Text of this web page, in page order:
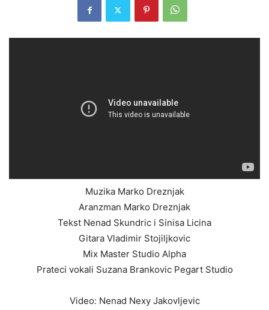
Muzika Marko Dreznjak
Aranzman Marko Dreznjak
Tekst Nenad Skundric i Sinisa Licina
Gitara Vladimir Stojiljkovic
Mix Master Studio Alpha
Prateci vokali Suzana Brankovic Pegart Studio
Video: Nenad Nexy Jakovljevic